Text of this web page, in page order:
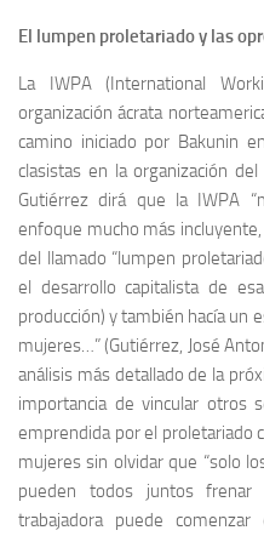
El lumpen proletariado y las
La IWPA (International
organización ácrata
camino iniciado por Bakunin
clasistas en la organización
Gutiérrez dirá que la IWPA
enfoque mucho más
del llamado “lumpen
el desarrollo capitalista de
producción) y también hacía un
mujeres…” (Gutiérrez, José
análisis más detallado de la
importancia de vincular otros
emprendida por el proletariado
mujeres sin olvidar que “solo
pueden todos juntos
trabajadora puede